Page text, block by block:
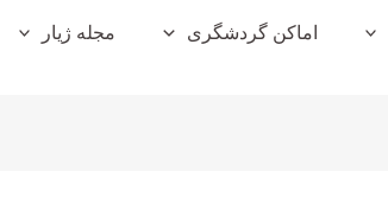
اماکن گردشگری مجله ژیار